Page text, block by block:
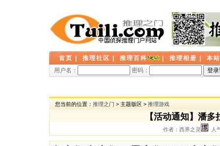
首页 推理社区 推理百科 推理相册
本
用户名：
密码：
您当前的位置： 推理之门 > 主题版区 > 推理游戏
【活动通知】潘
作者：西界之灵 人